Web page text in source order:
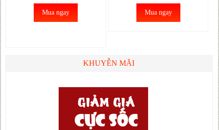
Mua ngay Mua ngay
KHUYỄN MÃI